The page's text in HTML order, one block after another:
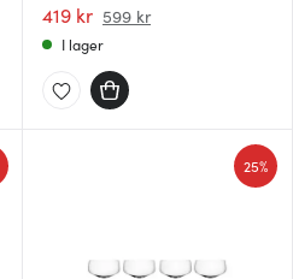
419 kr 599 kr
I lager
25%